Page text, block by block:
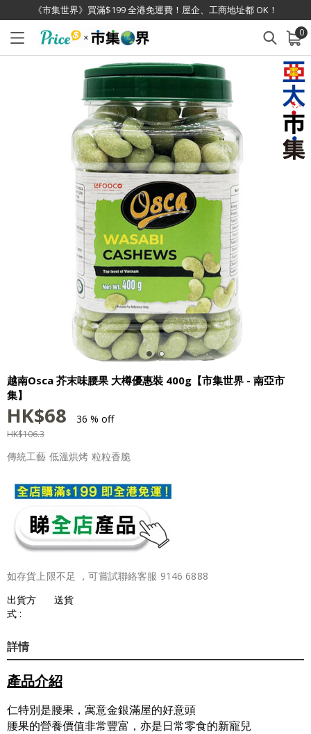
《市集世界》買滿$199 全港免運費！屋企、工商地址都 OK！
0
已加入購物車 查看
越南Osca 芥末味腰果 大樽優惠裝 400g【市集世界 - 南亞市
集】
HK$68 36 % off
HK$106.3
傳統工藝 低溫烘烤 粒粒香脆
如存貨上限不足 ，可嘗試聯絡客服 9146 6888
出貨方
式 :
送貨
詳情
產品介紹
仁特別是腰果，寓意金銀滿屋的好意頭
腰果的營養價值非常豐富，亦是日常零食的新寵兒